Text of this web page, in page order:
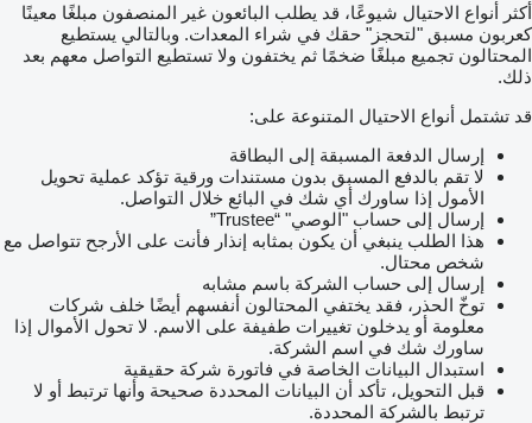
أكثر أنواع الاحتيال شيوعًا، قد يطلب البائعون غير المنصفون مبلغًا معينًا
كعربون مسبق "لتحجز" حقك في شراء المعدات. وبالتالي يستطيع
المحتالون تجميع مبلغًا ضخمًا ثم يختفون ولا تستطيع التواصل معهم بعد
ذلك.
قد تشتمل أنواع الاحتيال المتنوعة على:
إرسال الدفعة المسبقة إلى البطاقة
لا تقم بالدفع المسبق بدون مستندات ورقية تؤكد عملية تحويل
الأمول إذا ساورك أي شك في البائع خلال التواصل.
إرسال إلى حساب "الوصي" “Trustee”
هذا الطلب ينبغي أن يكون بمثابه إنذار فأنت على الأرجح تتواصل مع
شخص محتال.
إرسال إلى حساب الشركة باسم مشابه
توخّ الحذر، فقد يختفي المحتالون أنفسهم أيضًا خلف شركات
معلومة أو يدخلون تغييرات طفيفة على الاسم. لا تحول الأموال إذا
ساورك شك في اسم الشركة.
استبدال البيانات الخاصة في فاتورة شركة حقيقية
قبل التحويل، تأكد أن البيانات المحددة صحيحة وأنها ترتبط أو لا
ترتبط بالشركة المحددة.